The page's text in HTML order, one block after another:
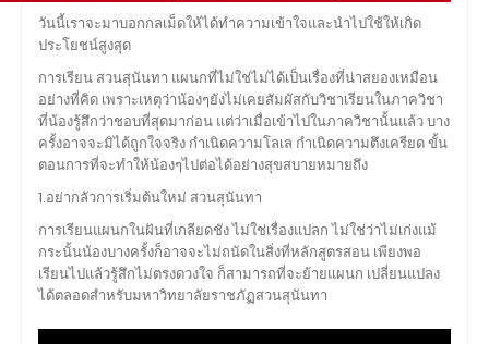
วันนี้เราจะมาบอกกลเม็ดให้ได้ทำความเข้าใจและนำไปใช้ให้เกิด
ประโยชน์สูงสุด
การเรียน สวนสุนันทา แผนกที่ไม่ใช่ไม่ได้เป็นเรื่องที่น่าสยองเหมือน
อย่างที่คิด เพราะเหตุว่าน้องๆยังไม่เคยสัมผัสกับวิชาเรียนในภาควิชา
ที่น้องรู้สึกว่าชอบที่สุดมาก่อน แต่ว่าเมื่อเข้าไปในภาควิชานั้นแล้ว บาง
ครั้งอาจจะมิได้ถูกใจจริง กำเนิดความโลเล กำเนิดความตึงเครียด ขั้น
ตอนการที่จะทำให้น้องๆไปต่อได้อย่างสุขสบายหมายถึง
1.อย่ากลัวการเริ่มต้นใหม่ สวนสุนันทา
การเรียนแผนกในฝันที่เกลียดชัง ไม่ใช่เรื่องแปลก ไม่ใช่ว่าไม่เก่งแม้
กระนั้นน้องบางครั้งก็อาจจะไม่ถนัดในสิ่งที่หลักสูตรสอน เพียงพอ
เรียนไปแล้วรู้สึกไม่ตรงดวงใจ ก็สามารถที่จะย้ายแผนก เปลี่ยนแปลง
ได้ตลอดสำหรับมหาวิทยาลัยราชภัฏสวนสุนันทา